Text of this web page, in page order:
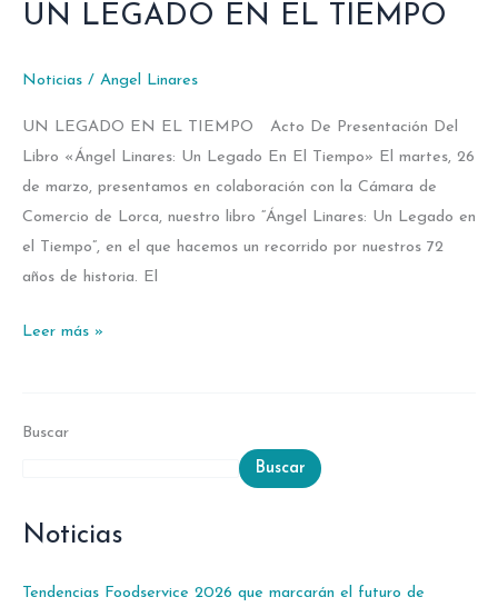
UN LEGADO EN EL TIEMPO
Noticias / Angel Linares
UN LEGADO EN EL TIEMPO Acto De Presentación Del
Libro «Ángel Linares: Un Legado En El Tiempo» El martes, 26
de marzo, presentamos en colaboración con la Cámara de
Comercio de Lorca, nuestro libro “Ángel Linares: Un Legado en
el Tiempo”, en el que hacemos un recorrido por nuestros 72
años de historia. El
Leer más »
Buscar
Buscar
Noticias
Tendencias Foodservice 2026 que marcarán el futuro de